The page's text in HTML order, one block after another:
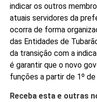
indicar os outros
atuais servidores da
ocorra de forma
das Entidades de
da transição com a
é garantir que o novo
funções a partir de 1º
Receba esta e outras